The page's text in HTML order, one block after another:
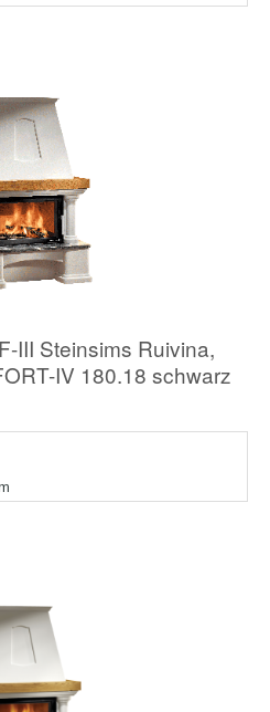
III Steinsims Ruivina,
IV 180.18 schwarz